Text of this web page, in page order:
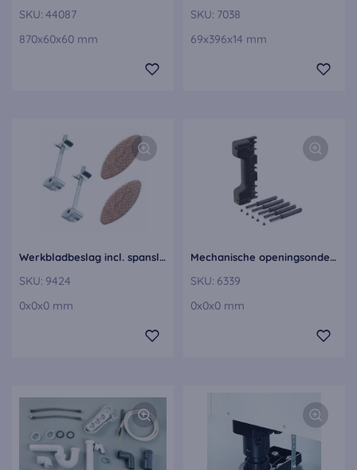
SKU: 44087
870x60x60 mm
SKU: 7038
69x396x14 mm
Werkbladbeslag incl. spanslotverbinders lamelo's en lijm 9424
SKU: 9424
0x0x0 mm
Mechanische openingsondersteuning met boogsjabloon voor greeploze PTO5-BS
SKU: 6339
0x0x0 mm